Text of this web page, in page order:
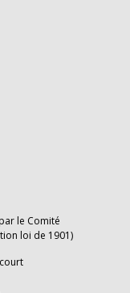
le Comité
loi de 1901)